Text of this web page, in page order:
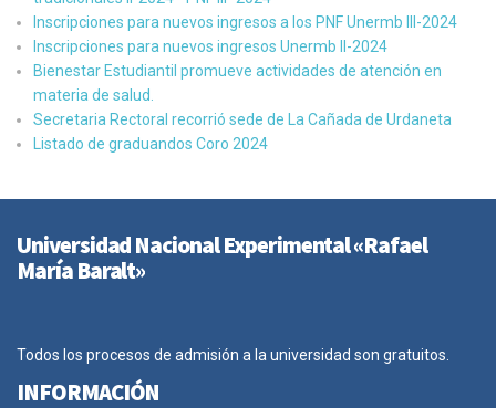
Inscripciones para nuevos ingresos a los PNF Unermb III-2024
Inscripciones para nuevos ingresos Unermb II-2024
Bienestar Estudiantil promueve actividades de atención en
materia de salud.
Secretaria Rectoral recorrió sede de La Cañada de Urdaneta
Listado de graduandos Coro 2024
Universidad Nacional Experimental «Rafael
María Baralt»
Todos los procesos de admisión a la universidad son gratuitos.
INFORMACIÓN